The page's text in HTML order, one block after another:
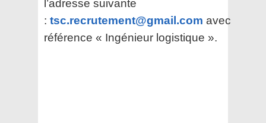
l’adresse suivante
: tsc.recrutement@gmail.com avec
référence « Ingénieur logistique ».